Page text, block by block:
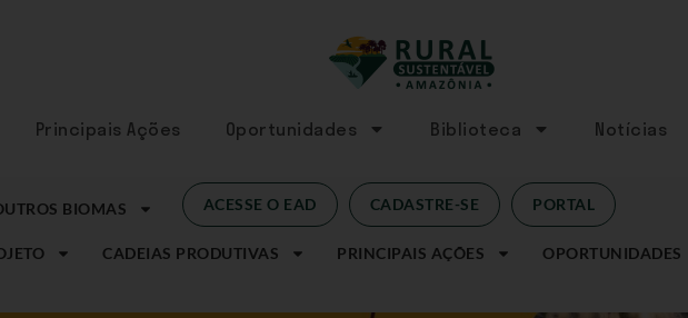
Principais Ações Oportunidades Biblioteca Notícias
BIOMAS ACESSE O EAD CADASTRE-SE PORTAL
CADEIAS PRODUTIVAS PRINCIPAIS AÇÕES OPORTUNIDADES